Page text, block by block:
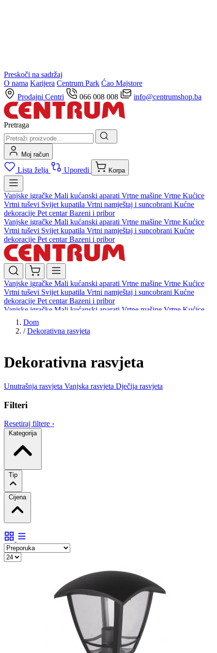
Preskoči na sadržaj
O nama Karijera Centrum Park Ćao Majstore
Prodajni Centri
066 008 008 info@centrumshop.ba
Pretraga
Moj račun
Lista želja Uporedi Korpa
Vanjske igračke Mali kućanski aparati Vrtne mašine Vrtne Kućice
Vrtni tuševi Svijet kupatila Vrtni namještaj i suncobrani Kućne
dekoracije Pet centarBazeni i pribor
Vanjske igračke Mali kućanski aparati Vrtne mašine Vrtne Kućice
Vrtni tuševi Svijet kupatila Vrtni namještaj i suncobrani Kućne
dekoracije Pet centarBazeni i pribor
Vanjske igračke Mali kućanski aparati Vrtne mašine Vrtne Kućice
Vrtni tuševi Svijet kupatila Vrtni namještaj i suncobrani Kućne
dekoracije Pet centarBazeni i pribor
Vanjske igračke Mali kućanski aparati Vrtne mašine Vrtne Kućice
Vrtni tuševi
dekoracijePet centar Bazeni i pribor
Dom
/ Dekorativna rasvjeta
Dekorativna rasvjeta
Unutrašnja rasvjeta Vanjska rasvjeta Dječija rasvjeta
Filteri
Resetiraj filtere ›
Kategorija
Tip
Cijena